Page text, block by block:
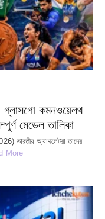
কমনওয়েলথ
মেডেল তালিকা
ভারতীয় অ্যাথলেটরা তাদের
More